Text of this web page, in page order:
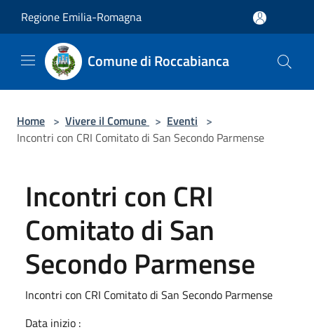
Regione Emilia-Romagna
Comune di Roccabianca
Home > Vivere il Comune > Eventi >
Incontri con CRI Comitato di San Secondo Parmense
Incontri con CRI
Comitato di San
Secondo Parmense
Incontri con CRI Comitato di San Secondo Parmense
Data inizio :